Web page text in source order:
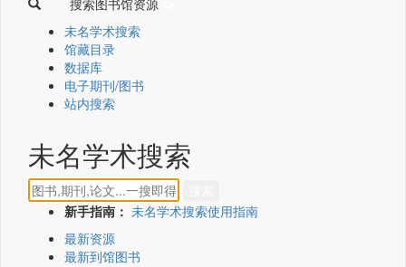
搜索图书馆资源
未名学术搜索
馆藏目录
数据库
电子期刊/图书
站内搜索
未名学术搜索
新手指南： 未名学术搜索使用指南
最新资源
最新到馆图书